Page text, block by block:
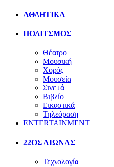
ΑΘΛΗΤΙΚΑ
ΠΟΛΙΤΣΜΟΣ
Θέατρο
Μουσική
Χορός
Μουσεία
Σινεμά
Βιβλίο
Εικαστικά
Τηλεόραση
ENTERTAINMENT
22ΟΣ ΑΙΩΝΑΣ
Τεχνολογία